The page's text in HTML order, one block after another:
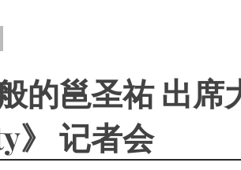
的邕圣祐 出席
》 记者会